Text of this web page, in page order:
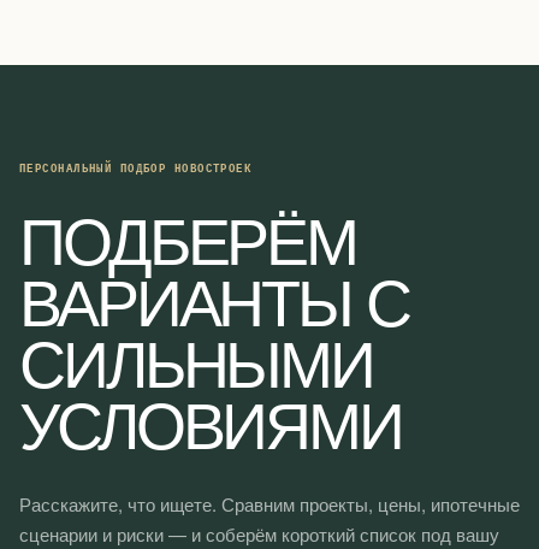
V
A
I
O
N
ПЕРСОНАЛЬНЫЙ ПОДБОР НОВОСТРОЕК
ПОДБЕРЁМ
ВАРИАНТЫ С
СИЛЬНЫМИ
УСЛОВИЯМИ
Расскажите, что ищете. Сравним проекты, цены, ипотечные
сценарии и риски — и соберём короткий список под вашу